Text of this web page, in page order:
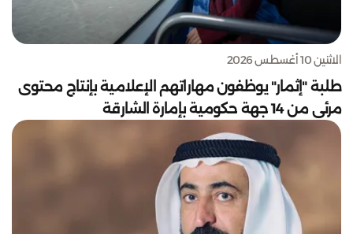
الاثنين 10 أغسطس 2026
طلبة "إثمار" يوظفون مهاراتهم الإعلامية بإنتاج محتوى
مرئي من 14 جهة حكومية بإمارة الشارقة